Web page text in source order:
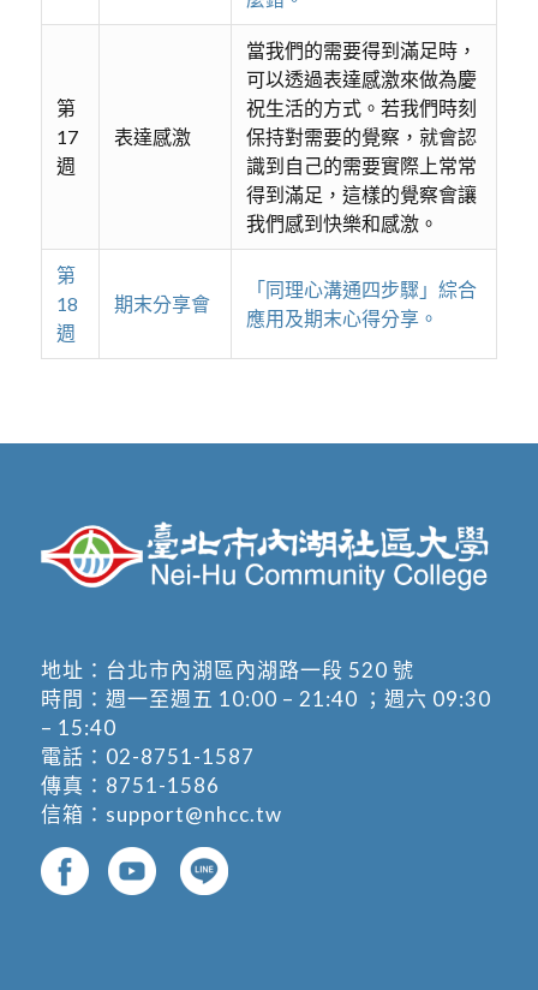
第
17
週
表達感激
當我們的需要得到滿足時，
可以透過表達感激來做為慶
祝生活的方式。若我們時刻
保持對需要的覺察，就會認
識到自己的需要實際上常常
得到滿足，這樣的覺察會讓
我們感到快樂和感激。
第
18
週
期末分享會
「同理心溝通四步驟」綜合
應用及期末心得分享。
地址： 台北市內湖區內湖路一段 520 號
時間：週一至週五 10:00 – 21:40 ；週六 09:30
– 15:40
電話： 02-8751-1587
傳真：8751-1586
信箱： support@nhcc.tw